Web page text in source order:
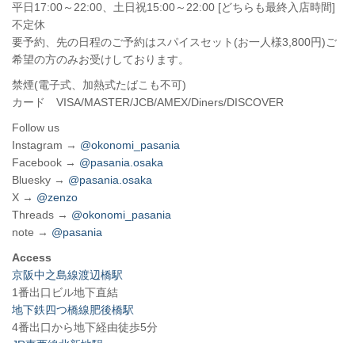
平日17:00～22:00、土日祝15:00～22:00 [どちらも最終入店時間]
不定休
要予約、先の日程のご予約はスパイスセット(お一人様3,800円)ご
希望の方のみお受けしております。
禁煙(電子式、加熱式たばこも不可)
カード VISA/MASTER/JCB/AMEX/Diners/DISCOVER
Follow us
Instagram → @okonomi_pasania
Facebook → @pasania.osaka
Bluesky → @pasania.osaka
X → @zenzo
Threads → @okonomi_pasania
note → @pasania
Access
京阪中之島線渡辺橋駅
1番出口ビル地下直結
地下鉄四つ橋線肥後橋駅
4番出口から地下経由徒歩5分